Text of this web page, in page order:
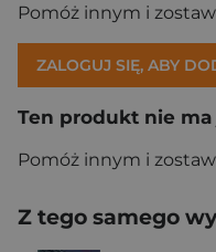
Pomóż innym i
ZALOGUJ SIĘ, ABY
Ten produkt nie ma
Pomóż innym i
Z tego samego